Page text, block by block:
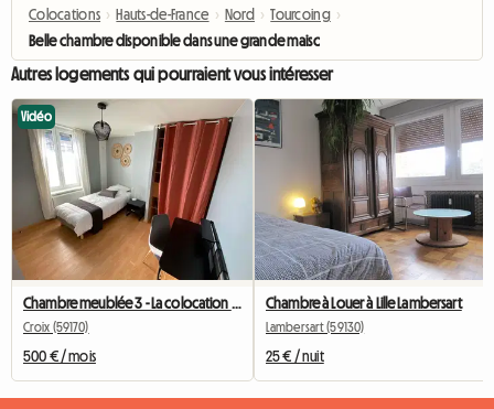
Colocations › Hauts-de-France › Nord › Tourcoing ›
Belle chambre disponible dans une grande maison de 120 m2 (ch2)
Autres logements qui pourraient vous intéresser
Vidéo
Croix (59170)
500 € / mois
Chambre à Louer à Lille Lambersart
Lambersart (59130)
25 € / nuit